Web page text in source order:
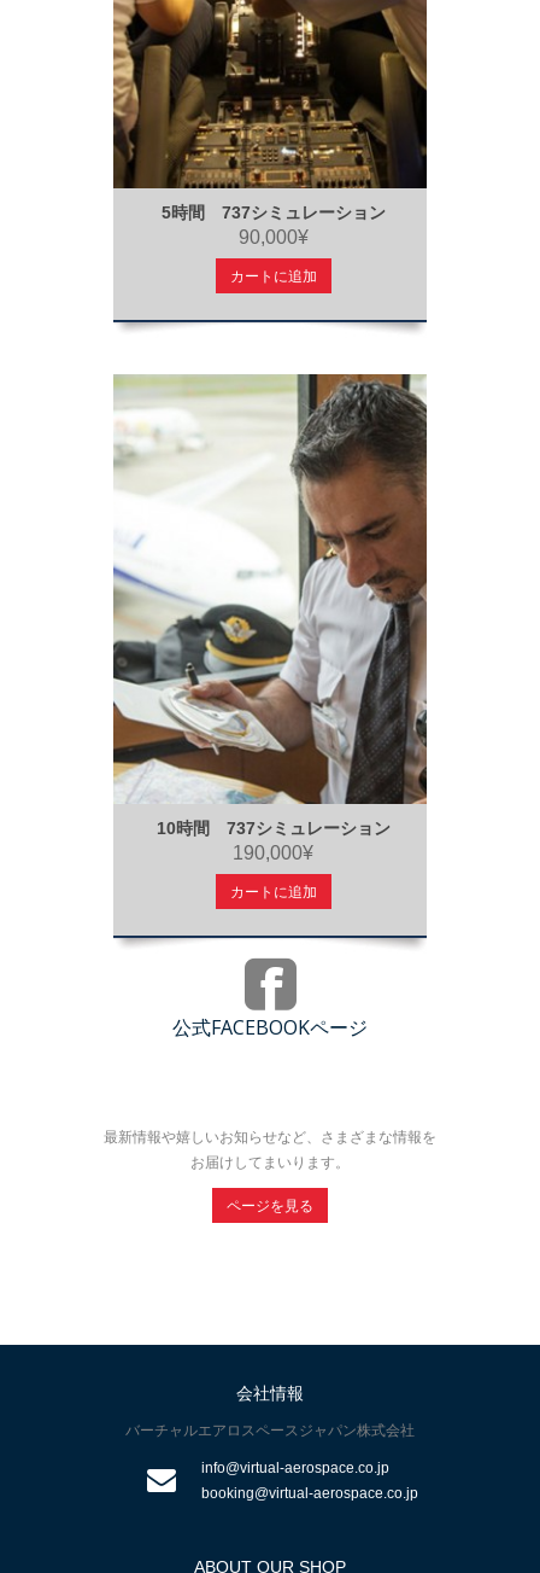
5時間 737シミュレーション
90,000¥
カートに追加
10時間 737シミュレーション
190,000¥
カートに追加
公式FACEBOOKページ
最新情報や嬉しいお知らせなど、さまざまな情報を
お届けしてまいります。
ページを見る
会社情報
バーチャルエアロスペースジャパン株式会社
info@virtual-aerospace.co.jp
booking@virtual-aerospace.co.jp
ABOUT OUR SHOP